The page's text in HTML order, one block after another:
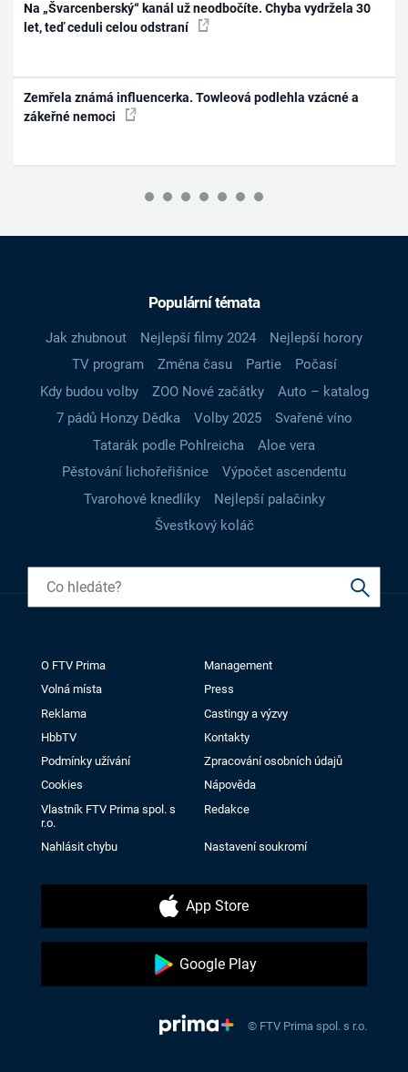
Na „Švarcenberský“ kanál už neodbočíte. Chyba vydržela 30
let, teď ceduli celou odstraní
Zemřela známá influencerka. Towleová podlehla vzácné a
zákeřné nemoci
Populární témata
Jak zhubnout Nejlepší filmy 2024
Nejlepší horory
TV program
Změna času Partie
Počasí
Kdy budou volby
ZOO Nové začátky
Auto – katalog
7 pádů Honzy Dědka
Volby 2025
Svařené víno
Tatarák podle Pohlreicha
Aloe vera
Pěstování lichořeřišnice
Výpočet ascendentu
Tvarohové knedlíky
Nejlepší palačinky
Švestkový koláč
O FTV Prima
Management
Volná místa
Press
Reklama
Castingy a výzvy
HbbTV
Kontakty
Podmínky užívání
Zpracování osobních údajů
Cookies
Nápověda
Vlastník FTV Prima spol. s
r.o.
Redakce
Nahlásit chybu Nastavení soukromí
App Store
Google Play
© FTV Prima spol. s r.o.